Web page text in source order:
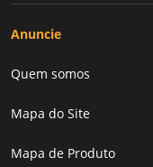
Anuncie
Quem somos
Mapa do Site
Mapa de Produto